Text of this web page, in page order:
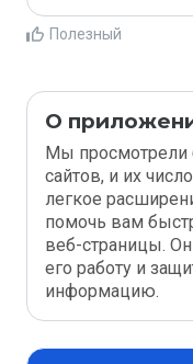
Полезный
О
Мы просмотрели
сайтов, и их
легкое
помочь вам
веб-страницы. Он
его работу и
информацию.